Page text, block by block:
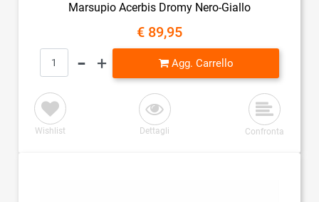
Marsupio Acerbis Dromy Nero-Giallo
€ 89,95
Quantità
Agg. Carrello
Wishlist Dettagli Confronta